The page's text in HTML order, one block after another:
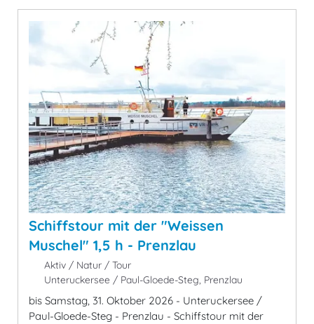
Schiffstour mit der "Weissen
Muschel" 1,5 h - Prenzlau
Aktiv / Natur / Tour
Unteruckersee / Paul-Gloede-Steg, Prenzlau
bis Samstag, 31. Oktober 2026 - Unteruckersee /
Paul-Gloede-Steg - Prenzlau - Schiffstour mit der